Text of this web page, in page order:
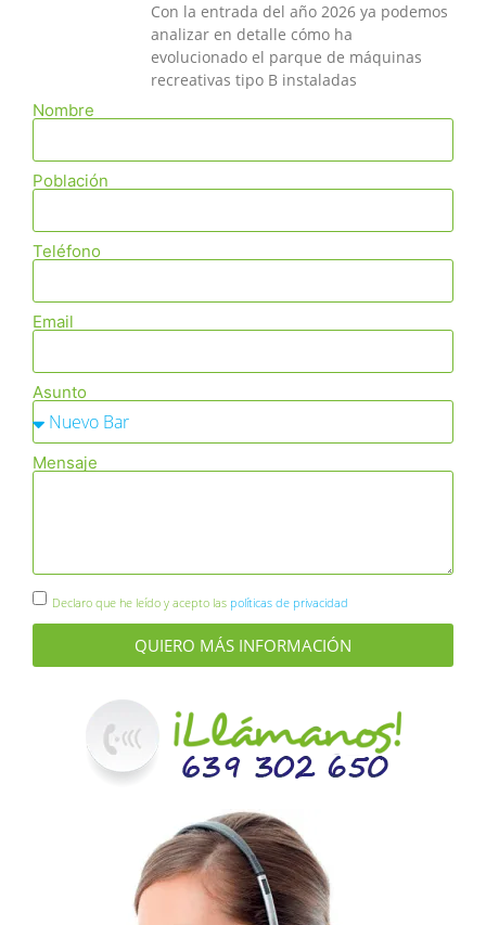
Nombre
Población
Teléfono
Email
Asunto
Mensaje
Declaro que he leído y acepto las políticas de privacidad
QUIERO MÁS INFORMACIÓN
Con la entrada del año 2026 ya podemos
analizar en detalle cómo ha
evolucionado el parque de máquinas
recreativas tipo B instaladas